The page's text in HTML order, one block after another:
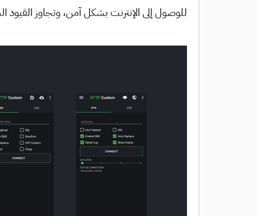
للوصول إلى الإنترنت بشكل آمن، وتجاوز القيود